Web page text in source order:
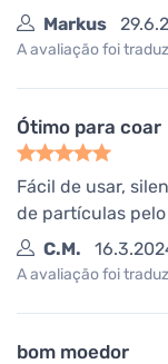
Markus
A avaliação foi
Ótimo para coar
Fácil de usar,
de partículas
C.M.
A avaliação foi
bom moedor